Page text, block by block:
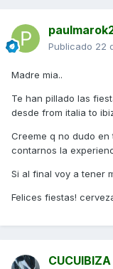
Publicado 22
Madre mia..
Te han pillado las
desde from italia to
Creeme q no dudo
contarnos la
Si al final voy a tener
Felices fiestas!
CUCUIBIZA